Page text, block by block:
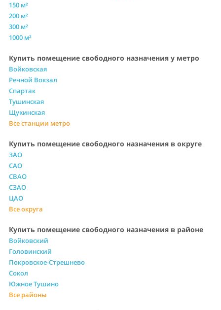
150 м²
200 м²
300 м²
1000 м²
Купить помещение свободного назначения у метро
Войковская
Речной Вокзал
Спартак
Тушинская
Щукинская
Все станции метро
Купить помещение свободного назначения в округе
ЗАО
САО
СВАО
СЗАО
ЦАО
Все округа
Купить помещение свободного назначения в районе
Войковский
Головинский
Покровское-Стрешнево
Сокол
Южное Тушино
Все районы